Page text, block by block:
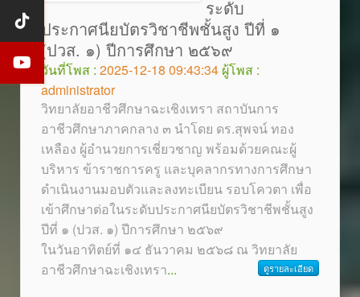
ระดับ
ประกาศนียบัตรวิชาชีพชั้นสูง ปีที่ ๑
(ปวส. ๑) ปีการศึกษา ๒๕๖๙
วันที่โพส : 2025-12-18 09:43:34 ผู้โพส :
administrator
วิทยาลัยอาชีวศึกษาฉะเชิงเทรา สถาบันการ
อาชีวศึกษาภาคกลาง ๓ นำโดย ดร.สุพจน์ ทอง
เหลือง ผู้อำนวยการเชี่ยวชาญ พร้อมด้วยคณะผู้
บริหาร ข้าราชการครู และบุคลากรทางการศึกษา
ดำเนินงานมอบตัวและลงทะเบียน รอบโควตา เพื่อ
เข้าศึกษาต่อในระดับประกาศนียบัตรวิชาชีพชั้นสูง
ปีที่ ๑ (ปวส. ๑) ปีการศึกษา ๒๕๖๙
ในวันอาทิตย์ที่ ๑๔ ธันวาคม ๒๕๖๘ ณ วิทยาลัย
อาชีวศึกษาฉะเชิงเทรา... ดูรายละเอียด